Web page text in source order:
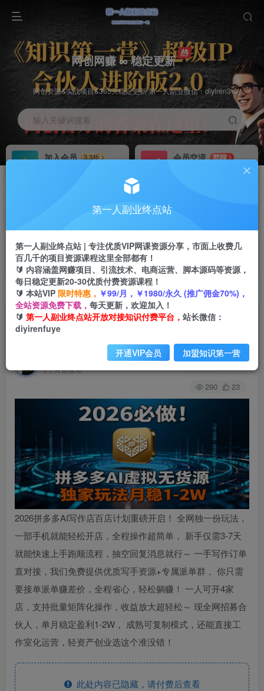
网创网赚 ∞ 稳定更新
网创资源&实战项目&365天稳定更新 第一人副业微信：diyiren3
输入关键词搜索
加入会员
3.3折
会员交流
群聊
推广返佣高达70%
首页 创业课程 会员免费 正文
2026 必做！拼多多 AI 虚拟无货源，独家玩法月稳
1-2W
第一人副业终点站
5个月前发布
关注 私信
290 23
2026拼多多AI写作店百店计划重磅开启！ 全网独一份玩法，
一部手机就能轻松开店，全程操作超简单， 新手仅需3-7天
就能快速上手跑顺流程，抽空回复消息就行～ 一手写作订单
直对接，我们免费提供优质写手资源+专属派单群， 你只需
要接单派单赚差价，全程省心，轻松躺赚！ 一人可开4家
店，支持批量矩阵化操作，收益放大超轻松～ 现全网招募合
伙人，单月稳定盈利1-2W， 成熟可复制模式，还能直接工
作室化运营，轻资产创业选这个准没错！
此处内容已隐藏，请付费后查看
第一人副业终点站
第一人副业终点站 | 专注优质VIP网课资源分享，市面上收费几
百几千的项目资源课程这里全部都有！
🔰 内容涵盖网赚项目、引流技术、电商运营、脚本源码等资源，
每日稳定更新20-30优质付费资源课程！
🔰 本站VIP 限时特惠， ￥99/月，￥1980/永久 (推广佣金70%)，
全站资源免费下载， 每天更新，欢迎加入！
🔰 第一人副业终点站开放对接知识付费平台， 站长微信：
diyirenfuye
开通VIP会员 加盟知识第一营